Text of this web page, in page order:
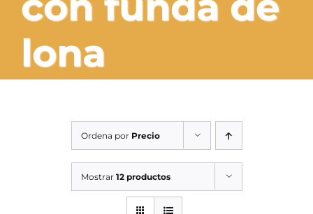
SERVICIOS TALLER
SERVICIOS TALLER
OCASIÓN
lona
Ordena por Precio
Mostrar 12 productos